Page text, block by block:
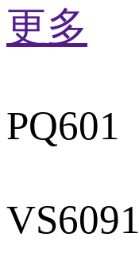
更多
PQ601
VS6091